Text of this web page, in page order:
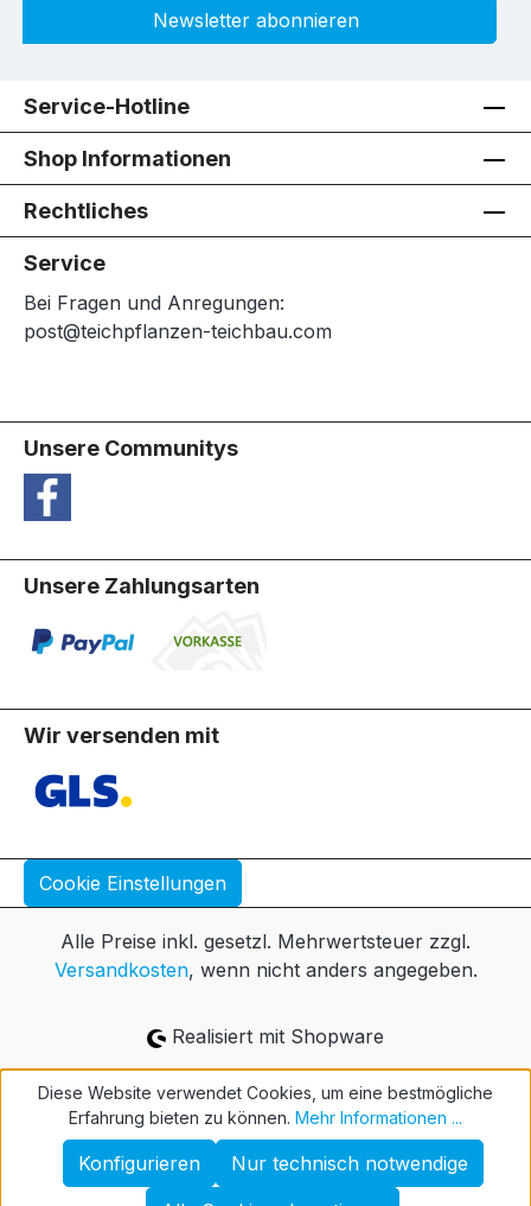
Newsletter abonnieren
Service-Hotline
Shop Informationen
Rechtliches
Service
Bei Fragen und Anregungen:
post@teichpflanzen-teichbau.com
Unsere Communitys
Unsere Zahlungsarten
Wir versenden mit
Cookie Einstellungen
Alle Preise inkl. gesetzl. Mehrwertsteuer zzgl.
Versandkosten, wenn nicht anders angegeben.
Realisiert mit Shopware
Diese Website verwendet Cookies, um eine bestmögliche
Erfahrung bieten zu können. Mehr Informationen ...
Nur technisch notwendige
Konfigurieren